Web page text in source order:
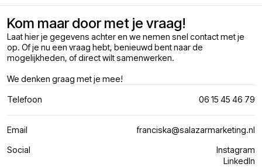
Kom maar door met je vraag!
Laat hier je gegevens achter en we nemen snel contact met je
op. Of je nu een vraag hebt, benieuwd bent naar de
mogelijkheden, of direct wilt samenwerken.
We denken graag met je mee!
Telefoon 06 15 45 46 79
Email
franciska@salazarmarketing.nl
Social
Instagram
LinkedIn